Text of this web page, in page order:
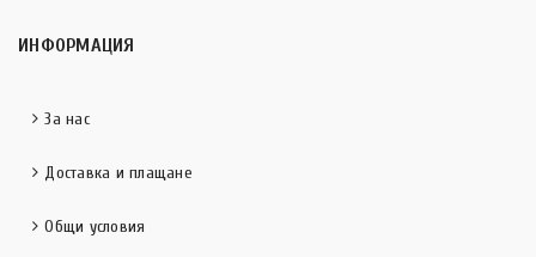
ИНФОРМАЦИЯ
За нас
Доставка и плащане
Общи условия